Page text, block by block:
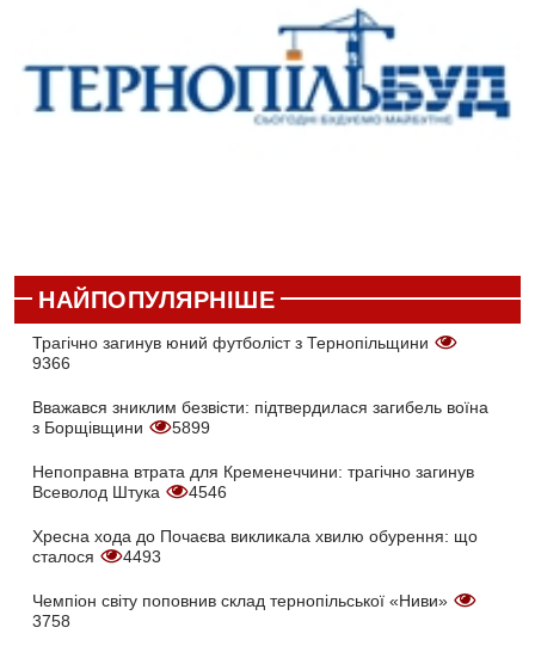
НАЙПОПУЛЯРНІШЕ
Трагічно загинув юний футболіст з Тернопільщини
9366
Вважався зниклим безвісти: підтвердилася загибель воїна
з Борщівщини
5899
Непоправна втрата для Кременеччини: трагічно загинув
Всеволод Штука
4546
Хресна хода до Почаєва викликала хвилю обурення: що
сталося
4493
Чемпіон світу поповнив склад тернопільської «Ниви»
3758